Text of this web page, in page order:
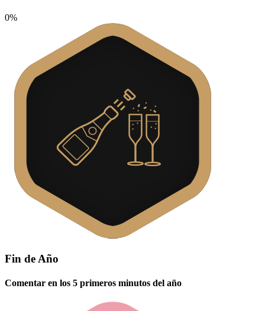
0%
Fin de Año
Comentar en los 5 primeros minutos del año